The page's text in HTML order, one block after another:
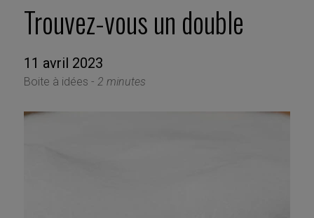
Trouvez-vous un double
11 avril 2023
Boite à idées - 2 minutes